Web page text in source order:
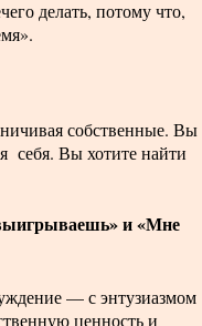
делать, потому что,
собственные. Вы
себя. Вы хотите найти
и «Мне
— с энтузиазмом
ценность и